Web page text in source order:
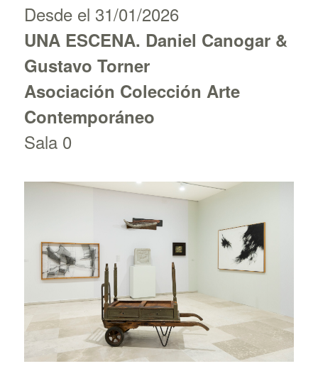
Desde el 31/01/2026
UNA ESCENA. Daniel Canogar &
Gustavo Torner
Asociación Colección Arte
Contemporáneo
Sala 0